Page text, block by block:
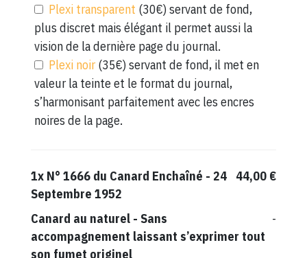
Plexi transparent (30€) servant de fond,
plus discret mais élégant il permet aussi la
vision de la dernière page du journal.
Plexi noir (35€) servant de fond, il met en
valeur la teinte et le format du journal,
s’harmonisant parfaitement avec les encres
noires de la page.
1x N° 1666 du Canard Enchaîné - 24
Septembre 1952
44,00 €
Canard au naturel- Sans
accompagnement laissant s’exprimer tout
son fumet originel
-